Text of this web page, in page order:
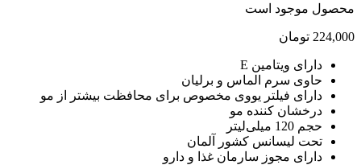
موجود است
تومان
دارای ویتامین E
حاوی سرم الماس و برلیان
دارای فیلتر یووی مخصوص برای محافظت بیشتر از مو
درخشان کننده مو
حجم 120 میلی‌لیتر
تحت لیسانس کشور آلمان
دارای مجوز سارمان غذا و دارو